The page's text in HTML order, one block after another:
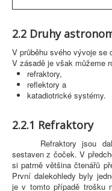
2.2 Druhy
V průběhu svého vývoje se
V zásadě je však můžeme
refraktory,
reflektory a
katadiotrické systémy.
2.2.1 Refraktory
Refraktory jsou
sestaven z čoček. V
si patrně většina čtenářů
První dalekohledy byly
je v tomto případě trošku